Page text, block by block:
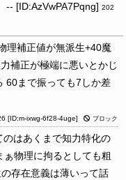
-- [ID:AzVwPA7Pqng] 202
理補正値が無派生+40魔
補正が極端に悪いとかじ
60まで振っても7しか差
[ID:m-ixwg-6f28-4uge] ブロック
はあくまで知力特化の
物理に拘るとしても粗
存在意義は薄いって話